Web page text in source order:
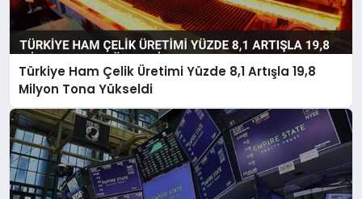
Türkiye Ham Çelik Üretimi Yüzde 8,1 Artışla 19,8
Milyon Tona Yükseldi